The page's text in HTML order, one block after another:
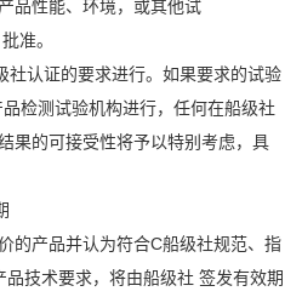
品性能、环境，或其他试
准。
社认证的要求进行。如果要求的试验
检测试验机构进行，任何在船级社
果的可接受性将予以特别考虑，具
的产品并认为符合C船级社规范、指
技术要求，将由船级社 签发有效期